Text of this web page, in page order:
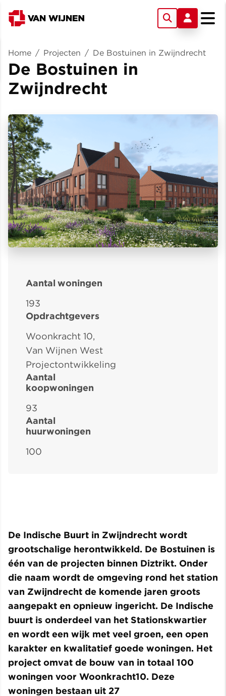
Home / Projecten / De Bostuinen in Zwijndrecht
De Bostuinen in
Zwijndrecht
Aantal woningen
193
Opdrachtgevers
Woonkracht 10,
Van Wijnen West
Projectontwikkeling
Aantal
koopwoningen
93
Aantal
huurwoningen
100
De Indische Buurt in Zwijndrecht wordt
grootschalige herontwikkeld. De Bostuinen is
één van de projecten binnen Diztrikt. Onder
die naam wordt de omgeving rond het station
van Zwijndrecht de komende jaren groots
aangepakt en opnieuw ingericht. De Indische
buurt is onderdeel van het Stationskwartier
en wordt een wijk met veel groen, een open
karakter en kwalitatief goede woningen. Het
project omvat de bouw van in totaal 100
woningen voor Woonkracht10. Deze
woningen bestaan uit 27